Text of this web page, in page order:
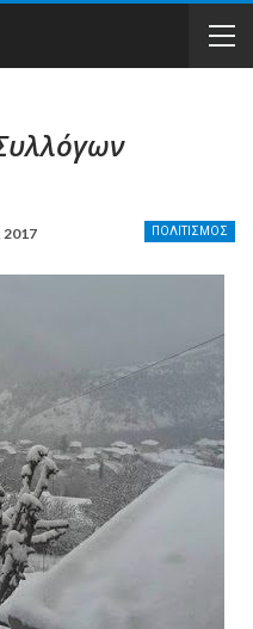
ΠΟΛΙΤΙΣΜΟΣ
2017